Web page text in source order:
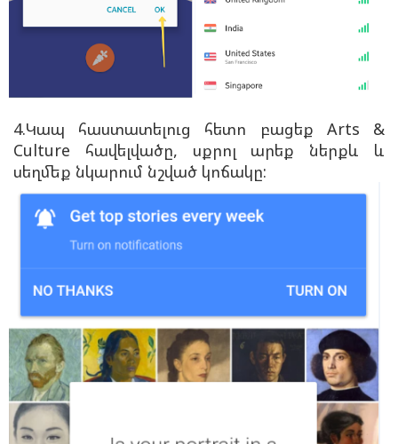
4.Կապ հաստատելուց հետո բացեք Arts &
Culture հավելվածը, սքրոլ արեք ներքև և
սեղմեք նկարում նշված կոճակը: